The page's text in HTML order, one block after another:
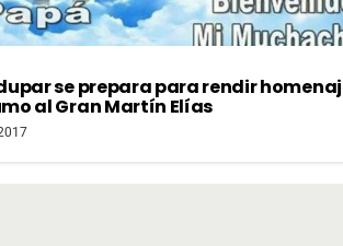
se prepara para rendir
al Gran Martín Elías